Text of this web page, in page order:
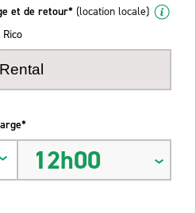
et de retour* (location locale)
12h00